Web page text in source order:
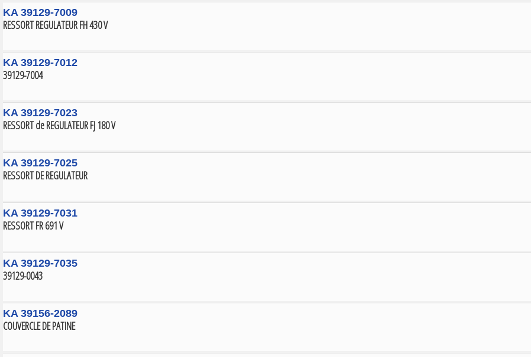
KA 39129-7009
RESSORT REGULATEUR FH 430 V
KA 39129-7012
39129-7004
KA 39129-7023
RESSORT de REGULATEUR FJ 180 V
KA 39129-7025
RESSORT DE REGULATEUR
KA 39129-7031
RESSORT FR 691 V
KA 39129-7035
39129-0043
KA 39156-2089
COUVERCLE DE PATINE